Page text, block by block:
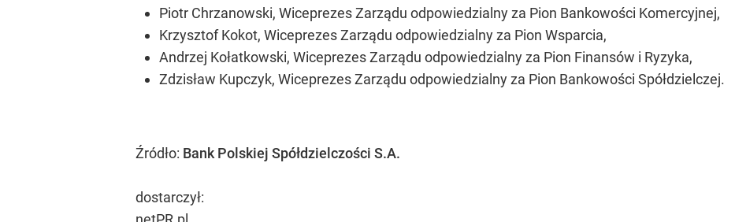
Piotr Chrzanowski, Wiceprezes Zarządu odpowiedzialny za Pion Bankowości Komercyjnej,
Krzysztof Kokot, Wiceprezes Zarządu odpowiedzialny za Pion Wsparcia,
Andrzej Kołatkowski, Wiceprezes Zarządu odpowiedzialny za Pion Finansów i Ryzyka,
Zdzisław Kupczyk, Wiceprezes Zarządu odpowiedzialny za Pion Bankowości Spółdzielczej.
Źródło: Bank Polskiej Spółdzielczości S.A.
dostarczył: